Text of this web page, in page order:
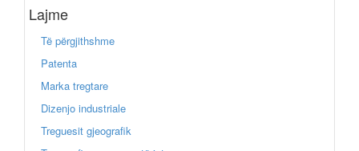
Lajme
Të përgjithshme
Patenta
Marka tregtare
Dizenjo industriale
Treguesit gjeografik